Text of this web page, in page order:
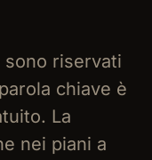
riservati
chiave è
La
nei piani a